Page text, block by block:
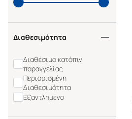
Διαθεσιμότητα
Διαθέσιμο κατόπιν
παραγγελίας
Περιορισμένη
Διαθεσιμότητα
Εξαντλημένο